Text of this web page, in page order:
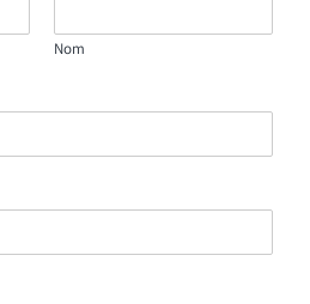
Nom